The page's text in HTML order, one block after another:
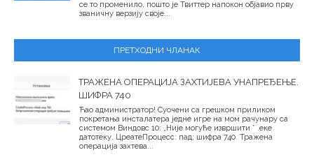
се то променило, пошто је Твиттер напокон објавио прву
званичну верзију своје...
ПРЕТХОДНИ ЧЛАНАК
ТРАЖЕНА ОПЕРАЦИЈА ЗАХТИЈЕВА УНАПРЕЂЕЊЕ.
ШИФРА 740
Ћао администратор! Суочени са грешком приликом
покретања инсталатера једне игре на мом рачунару са
системом Виндовс 10: „Није могуће извршити * .еке
датотеку. ЦреатеПроцесс: пад; шифра 740. Тражена
операција захтева...